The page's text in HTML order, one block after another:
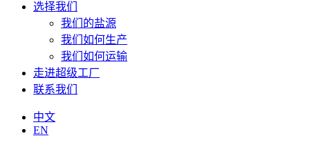
选择我们
我们的盐源
我们如何生产
我们如何运输
走进超级工厂
联系我们
中文
EN